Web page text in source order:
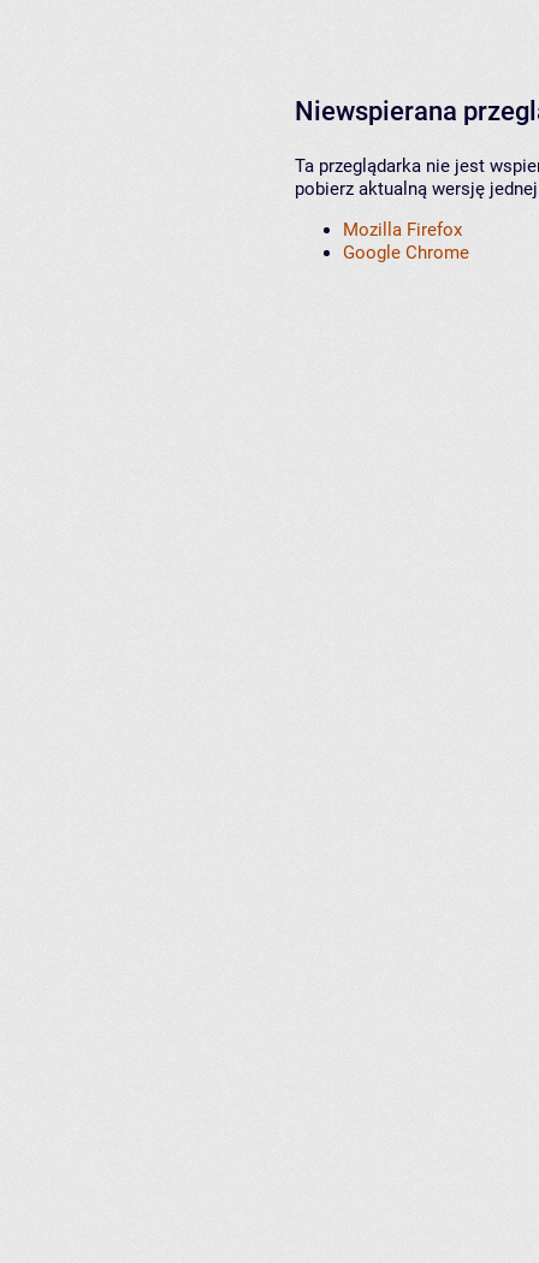
Niewspierana
Ta przeglądarka nie jest
pobierz aktualną wersję
Mozilla Firefox
Google Chrome